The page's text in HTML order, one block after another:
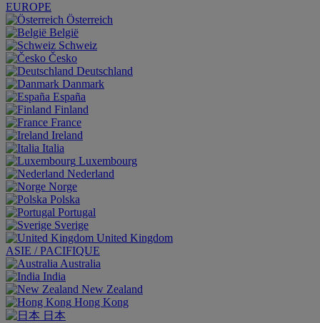
EUROPE
Österreich
België
Schweiz
Česko
Deutschland
Danmark
España
Finland
France
Ireland
Italia
Luxembourg
Nederland
Norge
Polska
Portugal
Sverige
United Kingdom
ASIE / PACIFIQUE
Australia
India
New Zealand
Hong Kong
日本